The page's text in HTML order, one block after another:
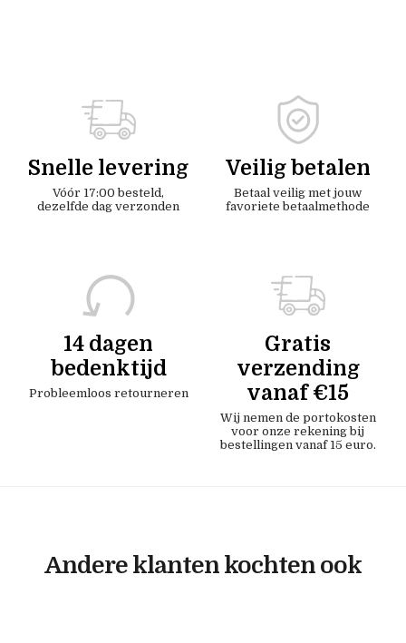
Snelle levering
Vóór 17:00 besteld,
dezelfde dag verzonden
Veilig betalen
Betaal veilig met jouw
favoriete betaalmethode
14 dagen
bedenktijd
Probleemloos retourneren
Gratis
verzending
vanaf €15
Wij nemen de portokosten
voor onze rekening bij
bestellingen vanaf 15 euro.
Andere klanten kochten ook